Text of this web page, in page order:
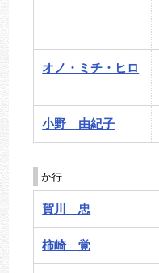
オノ・ミチ・ヒロ
小野 由紀子
賀川 忠
柿崎 覚
か行